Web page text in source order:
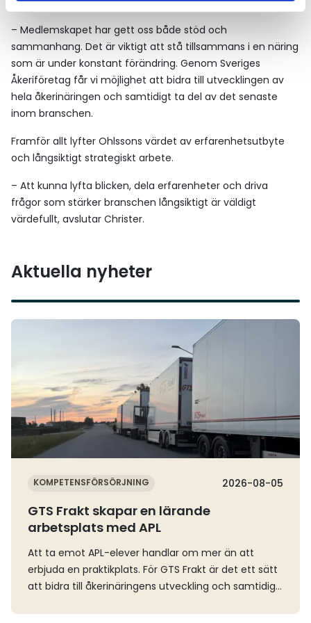
– Medlemskapet har gett oss både stöd och
sammanhang. Det är viktigt att stå tillsammans i en näring
som är under konstant förändring. Genom Sveriges
Åkeriföretag får vi möjlighet att bidra till utvecklingen av
hela åkerinäringen och samtidigt ta del av det senaste
inom branschen.
Framför allt lyfter Ohlssons värdet av erfarenhetsutbyte
och långsiktigt strategiskt arbete.
– Att kunna lyfta blicken, dela erfarenheter och driva
frågor som stärker branschen långsiktigt är väldigt
värdefullt, avslutar Christer.
Aktuella nyheter
KOMPETENSFÖRSÖRJNING 2026-08-05
GTS Frakt skapar en lärande
arbetsplats med APL
Att ta emot APL-elever handlar om mer än att
erbjuda en praktikplats. För GTS Frakt är det ett sätt
att bidra till åkerinäringens utveckling och samtidigt
Läs mer